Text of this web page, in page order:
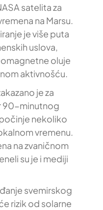
satelita za
na Marsu.
je više puta
uslova,
oluje
aktivnošću.
je za
90-minutnog
nekoliko
vremenu.
na zvaničnom
su je i mediji
svemirskog
rizik od solarne